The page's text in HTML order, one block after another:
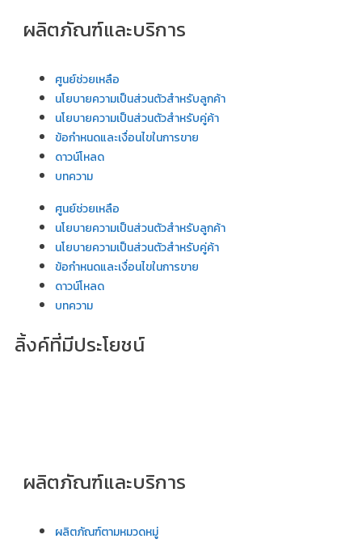
ผลิตภัณฑ์และบริการ
ศูนย์ช่วยเหลือ
นโยบายความเป็นส่วนตัวสำหรับลูกค้า
นโยบายความเป็นส่วนตัวสำหรับคู่ค้า
ข้อกำหนดและเงื่อนไขในการขาย
ดาวน์โหลด
บทความ
ศูนย์ช่วยเหลือ
นโยบายความเป็นส่วนตัวสำหรับลูกค้า
นโยบายความเป็นส่วนตัวสำหรับคู่ค้า
ข้อกำหนดและเงื่อนไขในการขาย
ดาวน์โหลด
บทความ
ลิ้งค์ที่มีประโยชน์
ผลิตภัณฑ์และบริการ
ผลิตภัณฑ์ตามหมวดหมู่